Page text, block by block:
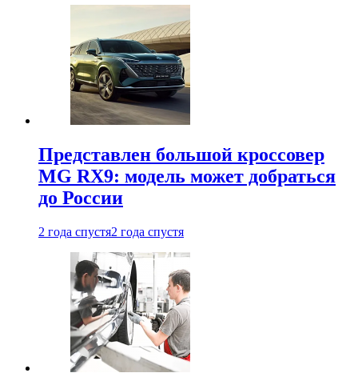
Представлен большой кроссовер
MG RX9: модель может добраться
до России
2 года спустя2 года спустя